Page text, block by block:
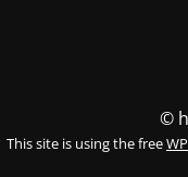
©
This site is using the free